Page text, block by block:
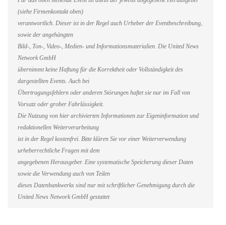
(siehe Firmenkontakt oben)
verantwortlich. Dieser ist in der Regel auch Urheber der Eventbeschreibung,
sowie der angehängten
Bild-, Ton-, Video-, Medien- und Informationsmaterialien. Die United News
Network GmbH
übernimmt keine Haftung für die Korrektheit oder Vollständigkeit des
dargestellten Events. Auch bei
Übertragungsfehlern oder anderen Störungen haftet sie nur im Fall von
Vorsatz oder grober Fahrlässigkeit.
Die Nutzung von hier archivierten Informationen zur Eigeninformation und
redaktionellen Weiterverarbeitung
ist in der Regel kostenfrei. Bitte klären Sie vor einer Weiterverwendung
urheberrechtliche Fragen mit dem
angegebenen Herausgeber. Eine systematische Speicherung dieser Daten
sowie die Verwendung auch von Teilen
dieses Datenbankwerks sind nur mit schriftlicher Genehmigung durch die
United News Network GmbH gestattet